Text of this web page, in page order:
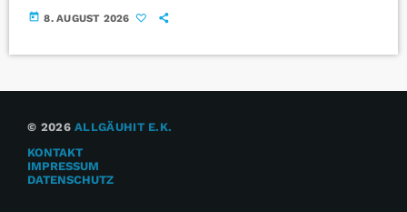
today 8. AUGUST 2026
© 2026ALLGÄUHIT E.K.
KONTAKT
IMPRESSUM
DATENSCHUTZ